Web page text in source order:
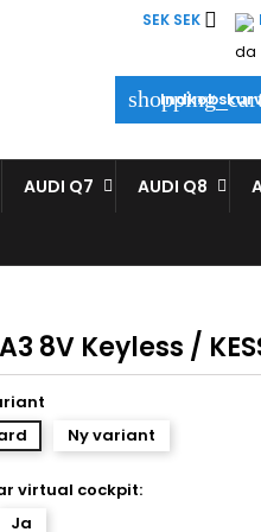
SEK SEK 
AUDI Q7 AUDI Q8
8V Keyless /
Ny variant
virtual cockpit:
Ja